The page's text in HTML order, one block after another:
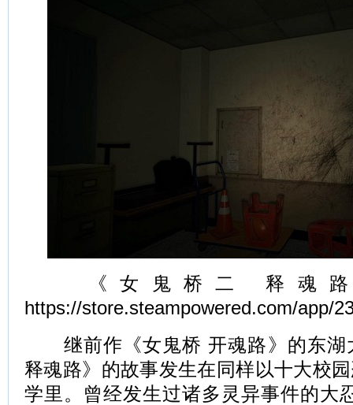
《女鬼桥二 释魂路
https://store.steampowered.com/app/
继前作《女鬼桥 开魂路》的东湖
释魂路》的故事发生在同样以十大校
学里。曾经发生过诸多灵异事件的大